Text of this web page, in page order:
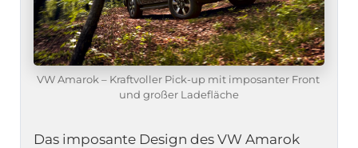
VW Amarok – Kraftvoller Pick-up mit imposanter Front
und großer Ladefläche
Das imposante Design des VW Amarok